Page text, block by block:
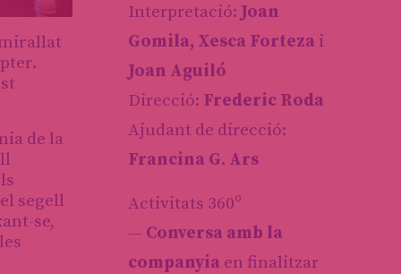
Interpretació: Joan
Gomila, Xesca Forteza i
Joan Aguiló
Direcció: Frederic Roda
Ajudant de direcció:
Francina G. Ars
Activitats 360º
— Conversa amb la
companyia en finalitzar
de la
segell
se,